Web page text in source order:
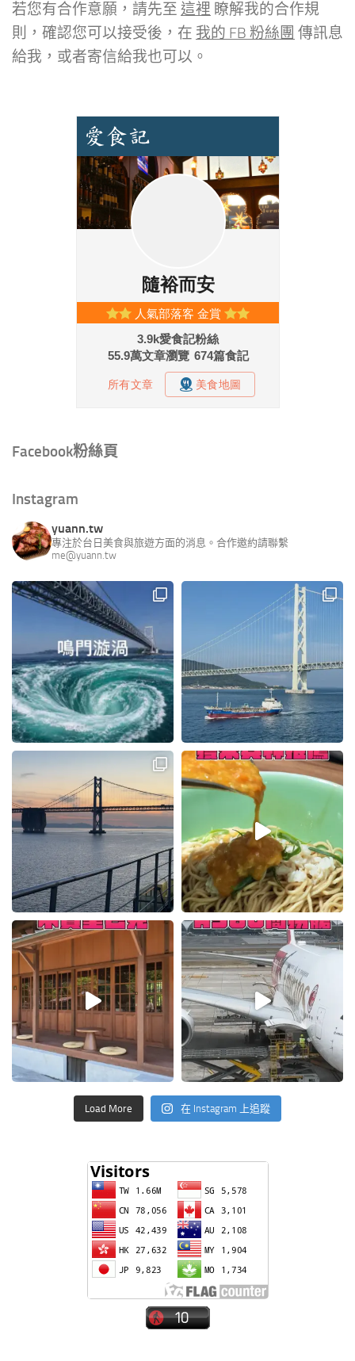
若您有合作意願，請先至 這裡 瞭解我的合作規
則，確認您可以接受後，在 我的 FB 粉絲團 傳訊息
給我，或者寄信給我也可以。
Facebook粉絲頁
Instagram
yuann.tw
專注於台日美食與旅遊方面的消息。合作邀約請聯繫
me@yuann.tw
Load More 在 Instagram 上追蹤